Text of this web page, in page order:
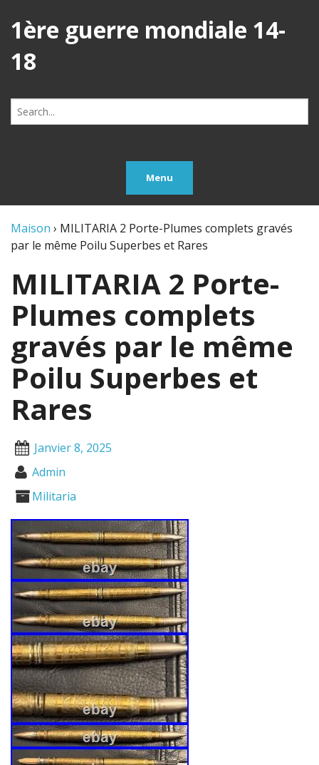
1ère guerre mondiale 14-
18
Search
for:
Menu
Maison › MILITARIA 2 Porte-Plumes complets gravés
par le même Poilu Superbes et Rares
MILITARIA 2 Porte-
Plumes complets
gravés par le même
Poilu Superbes et
Rares
Janvier 8, 2025
Admin
Militaria